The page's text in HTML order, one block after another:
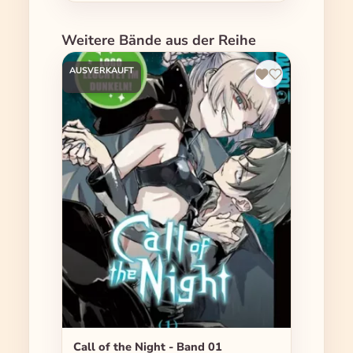
Produktgalerie überspringen
Weitere Bände aus der Reihe
AUSVERKAUFT
Call of the Night - Band 01